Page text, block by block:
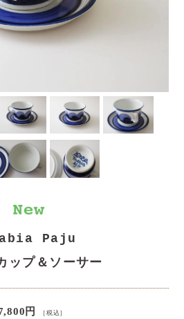
Paju
ップ＆ソーサー
円 ［税込］